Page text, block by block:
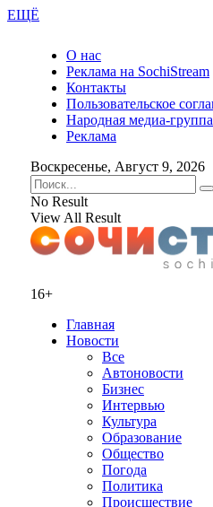
ЕЩЁ
О нас
Реклама на SochiStream
Контакты
Пользовательское
Народная медиа-группа
Реклама
Воскресенье, Август 9, 2026
No Result
View All Result
16+
Главная
Новости
Все
Автоновости
Бизнес
Интервью
Культура
Образование
Общество
Погода
Политика
Происшествие